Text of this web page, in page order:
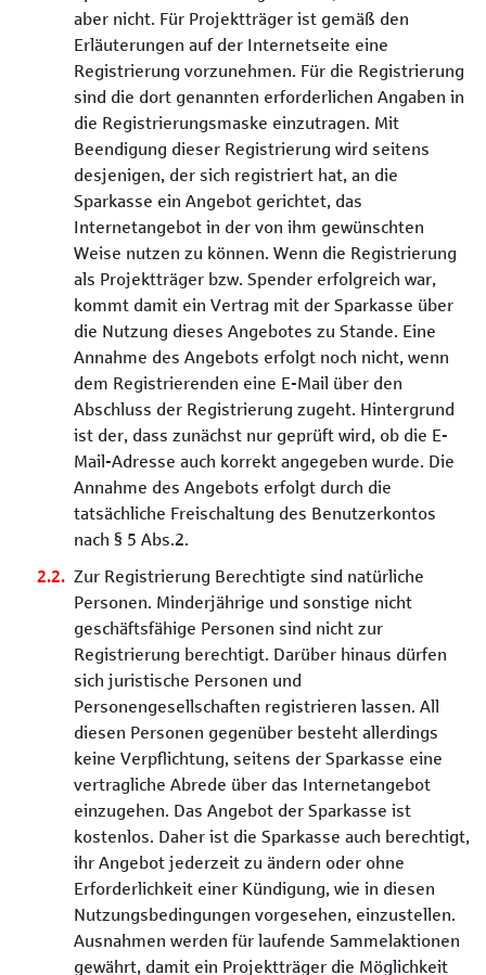
aber nicht. Für Projektträger ist gemäß den
Erläuterungen auf der Internetseite eine
Registrierung vorzunehmen. Für die Registrierung
sind die dort genannten erforderlichen Angaben in
die Registrierungsmaske einzutragen. Mit
Beendigung dieser Registrierung wird seitens
desjenigen, der sich registriert hat, an die
Sparkasse ein Angebot gerichtet, das
Internetangebot in der von ihm gewünschten
Weise nutzen zu können. Wenn die Registrierung
als Projektträger bzw. Spender erfolgreich war,
kommt damit ein Vertrag mit der Sparkasse über
die Nutzung dieses Angebotes zu Stande. Eine
Annahme des Angebots erfolgt noch nicht, wenn
dem Registrierenden eine E-Mail über den
Abschluss der Registrierung zugeht. Hintergrund
ist der, dass zunächst nur geprüft wird, ob die E-
Mail-Adresse auch korrekt angegeben wurde. Die
Annahme des Angebots erfolgt durch die
tatsächliche Freischaltung des Benutzerkontos
nach § 5 Abs.2.
Zur Registrierung Berechtigte sind natürliche
Personen. Minderjährige und sonstige nicht
geschäftsfähige Personen sind nicht zur
Registrierung berechtigt. Darüber hinaus dürfen
sich juristische Personen und
Personengesellschaften registrieren lassen. All
diesen Personen gegenüber besteht allerdings
keine Verpflichtung, seitens der Sparkasse eine
vertragliche Abrede über das Internetangebot
einzugehen. Das Angebot der Sparkasse ist
kostenlos. Daher ist die Sparkasse auch berechtigt,
ihr Angebot jederzeit zu ändern oder ohne
Erforderlichkeit einer Kündigung, wie in diesen
Nutzungsbedingungen vorgesehen, einzustellen.
Ausnahmen werden für laufende Sammelaktionen
gewährt, damit ein Projektträger die Möglichkeit